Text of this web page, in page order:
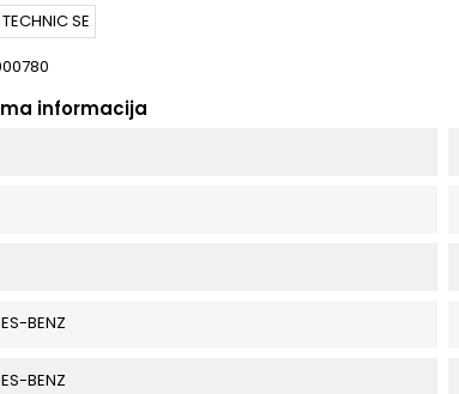
informacija
BENZ
BENZ